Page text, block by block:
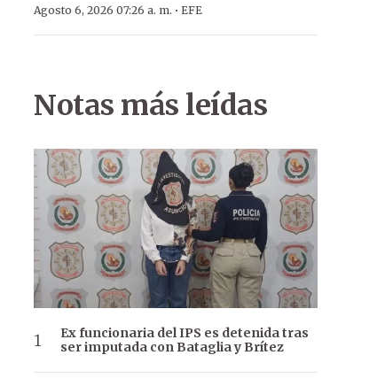
Agosto 6, 2026 07:26 a. m. · EFE
Notas más leídas
Ex funcionaria del IPS es detenida tras
ser imputada con Bataglia y Brítez